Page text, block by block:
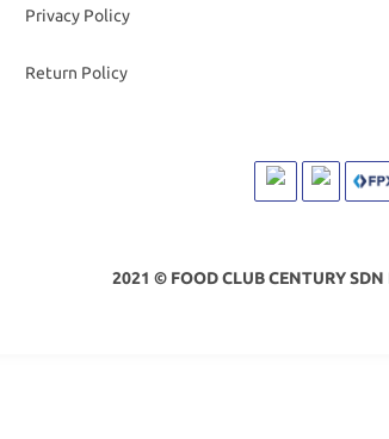
Privacy Policy
Return Policy
2021 © FOOD CLUB CENTURY